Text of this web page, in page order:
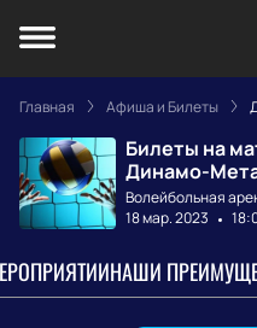
Главная Афиша и Билеты
Билеты на
Динамо-
Волейбольная
18 мар. 2023
НАШИ